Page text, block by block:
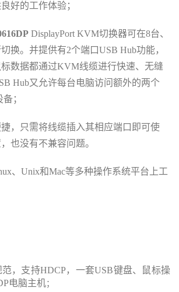
好的工作体验；
DisplayPort KVM切换器可在8台、
换。并提供有2个端口USB Hub功能 ，
标数据都通过KVM线缆进行快速、 无缝
Hub又允许每台电脑访问额外的两个
备；
，
只需将线缆插入其相应端口即可使
， 也没有不兼容问题。
、Unix和Mac等多种操作系统平台上工
范， 支持HDCP， 一套USB键盘、 鼠标操
电脑主机；